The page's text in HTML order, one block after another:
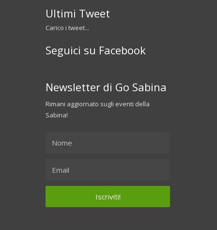
Ultimi Tweet
Carico i tweet...
Seguici su Facebook
Newsletter di Go Sabina
Rimani aggiornato sugli eventi della
Sabina!